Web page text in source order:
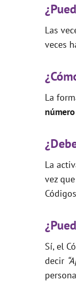
Las
veces
La
La
vez
Sí, el
decir